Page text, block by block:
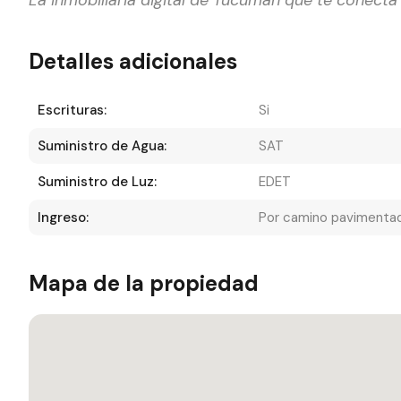
Detalles adicionales
Escrituras:
Si
Suministro de Agua:
SAT
Suministro de Luz:
EDET
Ingreso:
Por camino
Mapa de la propiedad